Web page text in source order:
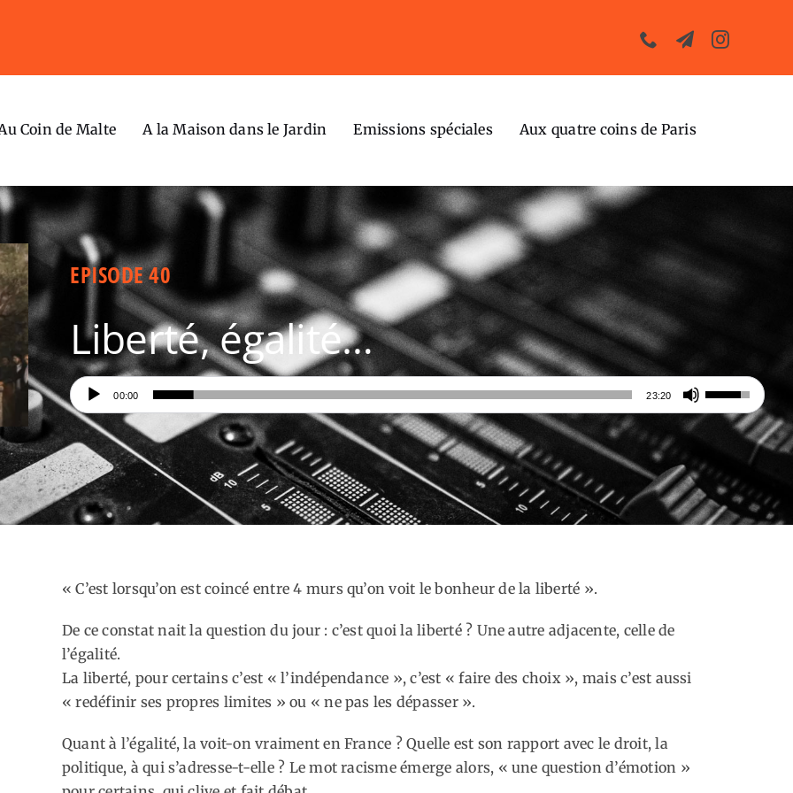
Coin de Malte A la Maison dans le Jardin Emissions spéciales Aux quatre coins de Paris
EPISODE 40
Liberté, égalité…
Lecteur
audio
00:00 23:20
Utilisez
les
flèches
haut/bas
pour
augmenter
« C’est lorsqu’on est coincé entre 4 murs qu’on voit le bonheur de la liberté ».
De ce constat nait la question du jour : c’est quoi la liberté ? Une autre adjacente, celle de
l’égalité.
La liberté, pour certains c’est « l’indépendance », c’est « faire des choix », mais c’est aussi
« redéfinir ses propres limites » ou « ne pas les dépasser ».
Quant à l’égalité, la voit-on vraiment en France ? Quelle est son rapport avec le droit, la
politique, à qui s’adresse-t-elle ? Le mot racisme émerge alors, « une question d’émotion »